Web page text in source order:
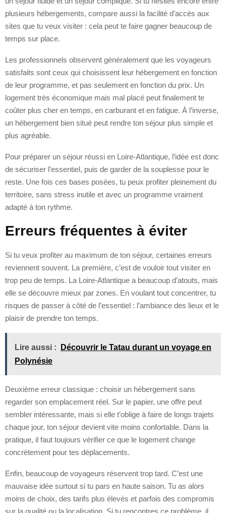
plusieurs hébergements, compare aussi la facilité d’accès aux
sites que tu veux visiter : cela peut te faire gagner beaucoup de
temps sur place.
Les professionnels observent généralement que les voyageurs
satisfaits sont ceux qui choisissent leur hébergement en fonction
de leur programme, et pas seulement en fonction du prix. Un
logement très économique mais mal placé peut finalement te
coûter plus cher en temps, en carburant et en fatigue. À l’inverse,
un hébergement bien situé peut rendre ton séjour plus simple et
plus agréable.
Pour préparer un séjour réussi en Loire-Atlantique, l’idée est donc
de sécuriser l’essentiel, puis de garder de la souplesse pour le
reste. Une fois ces bases posées, tu peux profiter pleinement du
territoire, sans stress inutile et avec un programme vraiment
adapté à ton rythme.
Erreurs fréquentes à éviter
Si tu veux profiter au maximum de ton séjour, certaines erreurs
reviennent souvent. La première, c’est de vouloir tout visiter en
trop peu de temps. La Loire-Atlantique a beaucoup d’atouts, mais
elle se découvre mieux par zones. En voulant tout concentrer, tu
risques de passer à côté de l’essentiel : l’ambiance des lieux et le
plaisir de prendre ton temps.
Lire aussi :
Découvrir le Tatau durant un voyage en
Polynésie
Deuxième erreur classique : choisir un hébergement sans
regarder son emplacement réel. Sur le papier, une offre peut
sembler intéressante, mais si elle t’oblige à faire de longs trajets
chaque jour, ton séjour devient vite moins confortable. Dans la
pratique, il faut toujours vérifier ce que le logement change
concrètement pour tes déplacements.
Enfin, beaucoup de voyageurs réservent trop tard. C’est une
mauvaise idée surtout si tu pars en haute saison. Tu as alors
moins de choix, des tarifs plus élevés et parfois des compromis
sur la qualité ou la localisation. Si tu rencontres ce problème, il